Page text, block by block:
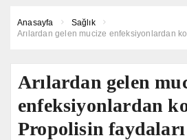
Anasayfa
Sağlık
Arılardan gelen mucize enfeksiyonlardan
Arılardan gelen
enfeksiyonlardan
Propolisin faydaları